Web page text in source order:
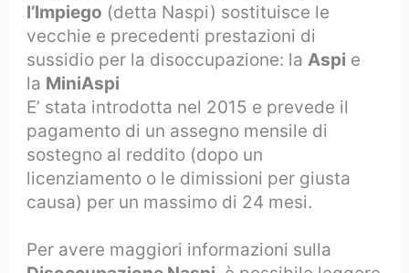
l’Impiego (detta Naspi) sostituisce le
vecchie e precedenti prestazioni di
sussidio per la disoccupazione: la Aspi e
la MiniAspi
E’ stata introdotta nel 2015 e prevede il
pagamento di un assegno mensile di
sostegno al reddito (dopo un
licenziamento o le dimissioni per giusta
causa) per un massimo di 24 mesi.
Per avere maggiori informazioni sulla